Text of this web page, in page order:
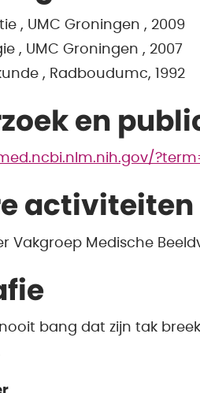
, UMC Groningen , 2009
, UMC Groningen , 2007
, Radboudumc, 1992
en
activiteiten
Vakgroep Medische
nooit bang dat zijn tak